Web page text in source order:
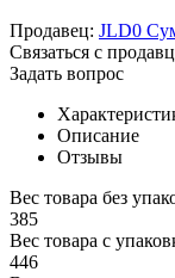
Продавец: JLD0
Связаться с
Задать вопрос
Описание
Отзывы
Вес товара без
385
Вес товара с
446